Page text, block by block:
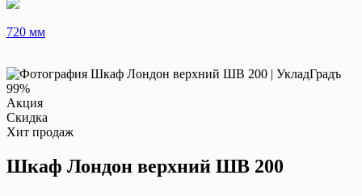
720 мм
99%
Акция
Скидка
Хит продаж
Шкаф Лондон верхний ШВ 200